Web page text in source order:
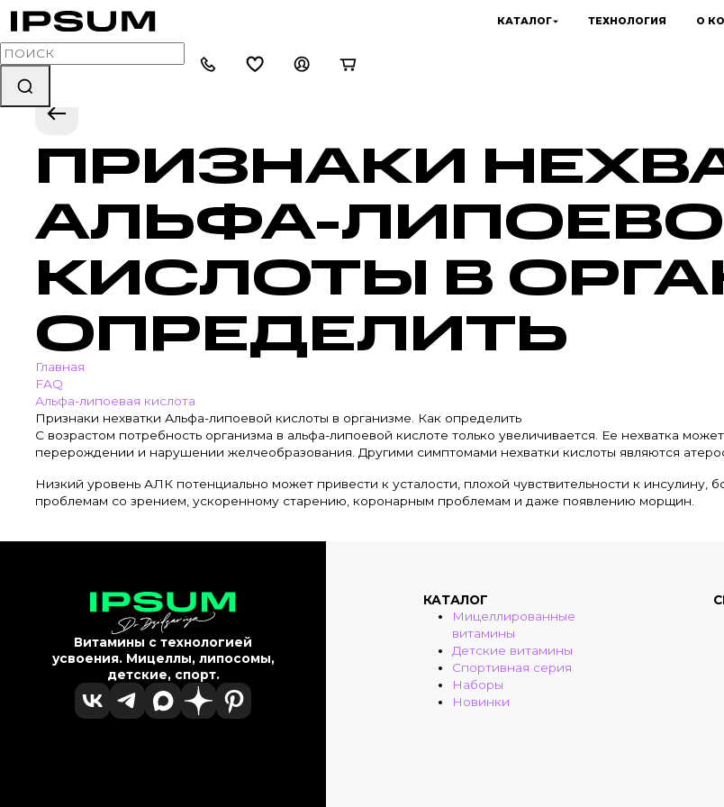
КАТАЛОГ ТЕХНОЛОГИЯ О
ПРИЗНАКИ
АЛЬФА-
КИСЛОТЫ В
ОПРЕДЕЛИТЬ
Главная
FAQ
Альфа-липоевая кислота
Признаки нехватки Альфа-липоевой кислоты в организме. Как определить
С возрастом потребность организма в альфа-липоевой кислоте только увеличивается. Ее нехватка
перерождении и нарушении желчеобразования. Другими симптомами нехватки кислоты являются
Низкий уровень АЛК потенциально может привести к усталости, плохой чувствительности к
проблемам со зрением, ускоренному старению, коронарным проблемам и даже появлению морщин.
Витамины с технологией
усвоения. Мицеллы, липосомы,
детские, спорт.
КАТАЛОГ
Мицеллированные
витамины
Детские витамины
Спортивная серия
Наборы
Новинки